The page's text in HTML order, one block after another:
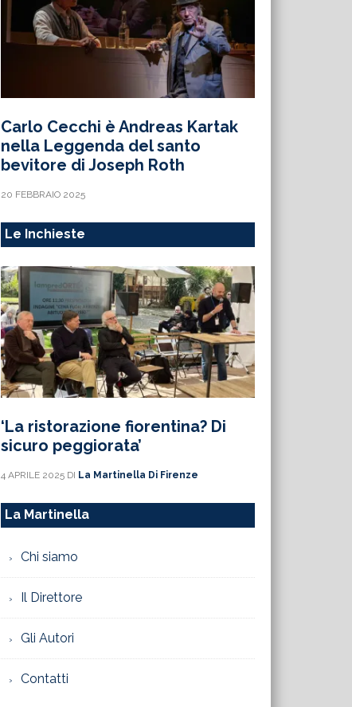
Carlo Cecchi è Andreas Kartak
nella Leggenda del santo
bevitore di Joseph Roth
20 FEBBRAIO 2025
Le Inchieste
‘La ristorazione fiorentina? Di
sicuro peggiorata’
4 APRILE 2025 DI La Martinella Di Firenze
La Martinella
Chi siamo
Il Direttore
Gli Autori
Contatti